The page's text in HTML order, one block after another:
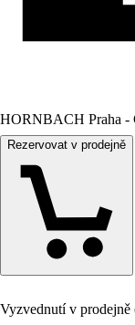
HORNBACH Praha -
Rezervovat v prodejně
Vyzvednutí v prodejně